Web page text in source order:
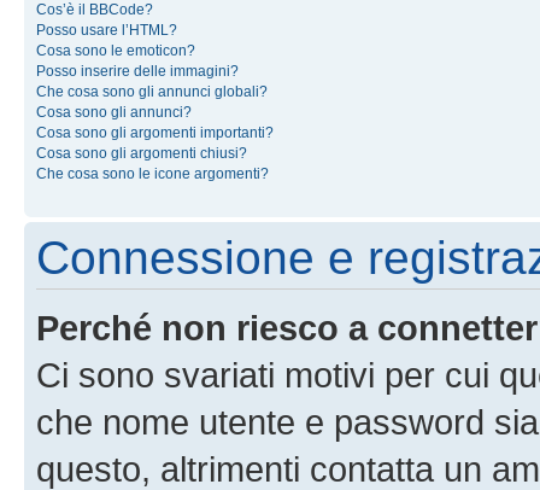
Cos’è il BBCode?
Posso usare l’HTML?
Cosa sono le emoticon?
Posso inserire delle immagini?
Che cosa sono gli annunci globali?
Cosa sono gli annunci?
Cosa sono gli argomenti importanti?
Cosa sono gli argomenti chiusi?
Che cosa sono le icone argomenti?
Connessione e
Perché non riesco a
Ci sono svariati motivi per cui
che nome utente e password
questo, altrimenti contatta un